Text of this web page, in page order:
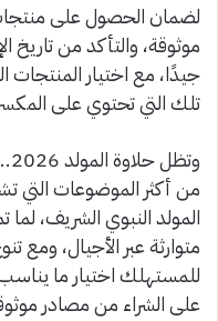
لضمان الحصول على
موثوقة، والتأكد من تاريخ
جيدًا، مع اختيار
تلك التي تحتوي على
من أكثر الموضوعات التي
المولد النبوي الشريف، لما
متوارثة عبر الأجيال، ومع
للمستهلك اختيار ما
على الشراء من مصادر